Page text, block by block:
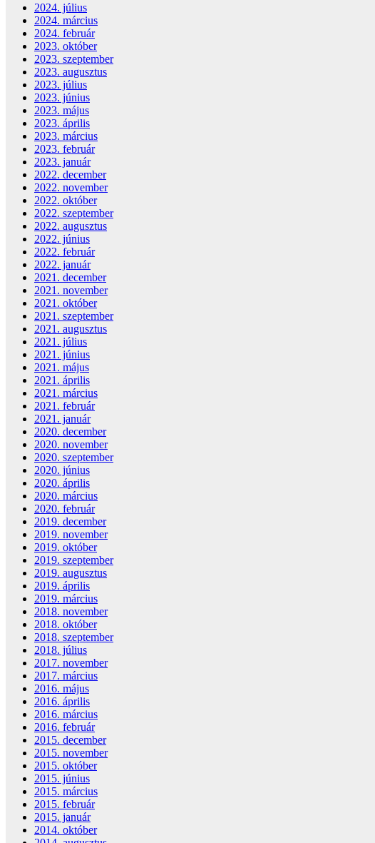
2024. július
2024. március
2024. február
2023. október
2023. szeptember
2023. augusztus
2023. július
2023. június
2023. május
2023. április
2023. március
2023. február
2023. január
2022. december
2022. november
2022. október
2022. szeptember
2022. augusztus
2022. június
2022. február
2022. január
2021. december
2021. november
2021. október
2021. szeptember
2021. augusztus
2021. július
2021. június
2021. május
2021. április
2021. március
2021. február
2021. január
2020. december
2020. november
2020. szeptember
2020. június
2020. április
2020. március
2020. február
2019. december
2019. november
2019. október
2019. szeptember
2019. augusztus
2019. április
2019. március
2018. november
2018. október
2018. szeptember
2018. július
2017. november
2017. március
2016. május
2016. április
2016. március
2016. február
2015. december
2015. november
2015. október
2015. június
2015. március
2015. február
2015. január
2014. október